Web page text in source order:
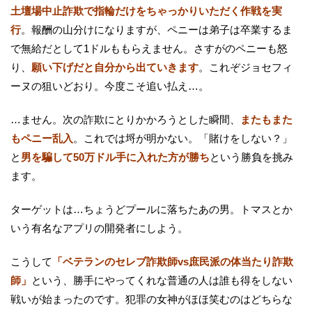
土壇場中止詐欺で指輪だけをちゃっかりいただく作戦を実
行。報酬の山分けになりますが、ペニーは弟子は卒業するま
で無給だとして1ドルももらえません。さすがのペニーも怒
り、 願い下げだと自分から出ていきます。これぞジョセフィ
ーヌの狙いどおり。今度こそ追い払え…。
…ません。次の詐欺にとりかかろうとした瞬間、
またもまた
もペニー乱入 。これでは埒が明かない。「賭けをしない？」
と 男を騙して50万ドル手に入れた方が勝ちという勝負を挑み
ます。
ターゲットは…ちょうどプールに落ちたあの男。トマスとか
いう有名なアプリの開発者にしよう。
こうして
「ベテランのセレブ詐欺師vs庶民派の体当たり詐欺
師」 という、勝手にやってくれな普通の人は誰も得をしない
戦いが始まったのです。犯罪の女神がほほ笑むのはどちらな